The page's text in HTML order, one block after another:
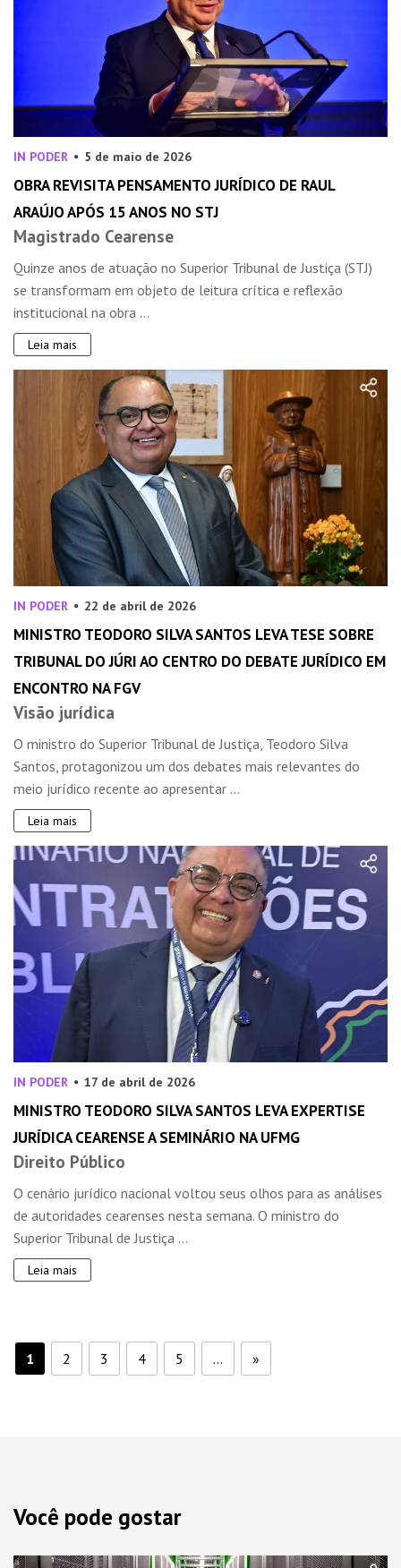
IN PODER 5 de maio de 2026
OBRA REVISITA PENSAMENTO JURÍDICO DE RAUL
ARAÚJO APÓS 15 ANOS NO STJ
Magistrado Cearense
Quinze anos de atuação no Superior Tribunal de Justiça (STJ)
se transformam em objeto de leitura crítica e reflexão
institucional na obra ...
Leia mais
IN PODER 22 de abril de 2026
MINISTRO TEODORO SILVA SANTOS LEVA TESE SOBRE
TRIBUNAL DO JÚRI AO CENTRO DO DEBATE JURÍDICO EM
ENCONTRO NA FGV
Visão jurídica
O ministro do Superior Tribunal de Justiça, Teodoro Silva
Santos, protagonizou um dos debates mais relevantes do
meio jurídico recente ao apresentar ...
Leia mais
IN PODER 17 de abril de 2026
MINISTRO TEODORO SILVA SANTOS LEVA EXPERTISE
JURÍDICA CEARENSE A SEMINÁRIO NA UFMG
Direito Público
O cenário jurídico nacional voltou seus olhos para as análises
de autoridades cearenses nesta semana. O ministro do
Superior Tribunal de Justiça ...
Leia mais
1 2 3 4 5 ... »
Você pode gostar